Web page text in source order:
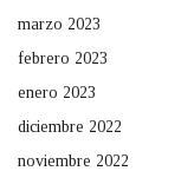
marzo 2023
febrero 2023
enero 2023
diciembre 2022
noviembre 2022